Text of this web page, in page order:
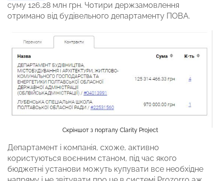
суму 126,28 млн грн. Чотири держзамовлення
отримано від будівельного департаменту ПОВА.
Скріншот з порталу Clarity Project
Департамент і компанія, схоже, активно
користуються воєнним станом, під час якого
бюджетні установи можуть купувати все необхідне